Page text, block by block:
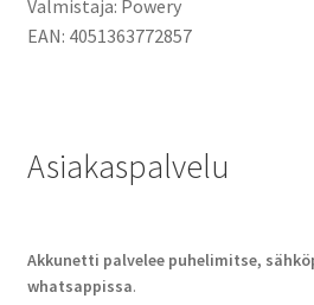
Valmistaja: Powery
EAN: 4051363772857
Asiakaspalvelu
Akkunetti palvelee puhelimitse,
whatsappissa.